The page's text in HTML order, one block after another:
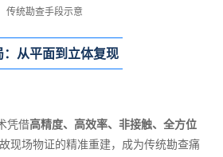
传统勘查手段示意
：从平面到立体复现
凭借高精度、高效率、非接触、全方位
现场物证的精准重建，成为传统勘查痛